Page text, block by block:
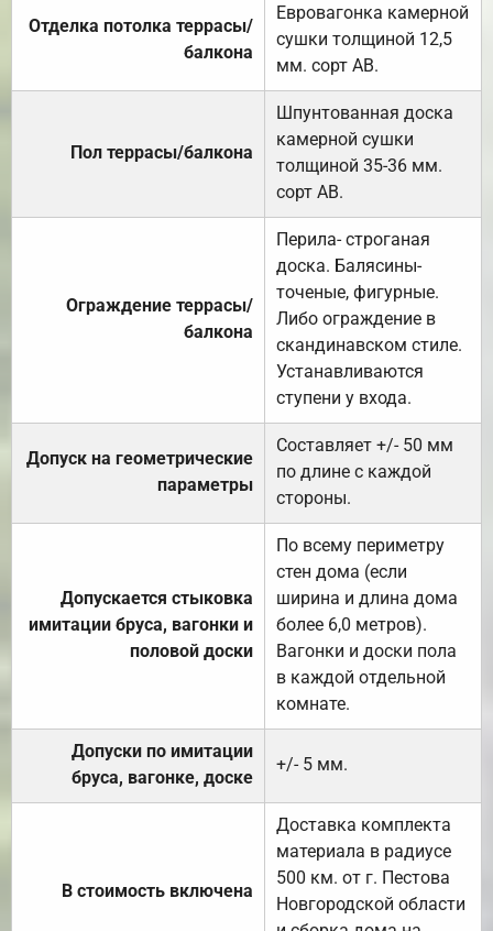
Отделка потолка террасы/
балкона
Евровагонка камерной
сушки толщиной 12,5
мм. сорт АВ.
Пол террасы/балкона
Шпунтованная доска
камерной сушки
толщиной 35-36 мм.
сорт АВ.
Ограждение террасы/
балкона
Перила- строганая
доска. Балясины-
точеные, фигурные.
Либо ограждение в
скандинавском стиле.
Устанавливаются
ступени у входа.
Допуск на геометрические
параметры
Составляет +/- 50 мм
по длине с каждой
стороны.
Допускается стыковка
имитации бруса, вагонки и
половой доски
По всему периметру
стен дома (если
ширина и длина дома
более 6,0 метров).
Вагонки и доски пола
в каждой отдельной
комнате.
Допуски по имитации
бруса, вагонке, доске
+/- 5 мм.
В стоимость включена
Доставка комплекта
материала в радиусе
500 км. от г. Пестова
Новгородской области